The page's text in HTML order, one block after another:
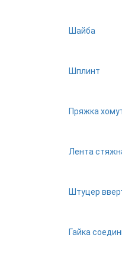
Шайба
Шплинт
Пряжка
Лента
Штуцер
Гайка